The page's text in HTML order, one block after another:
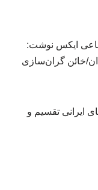
ایکس نوشت:
خائن گران‌سازی
ایرانی تقسیم و